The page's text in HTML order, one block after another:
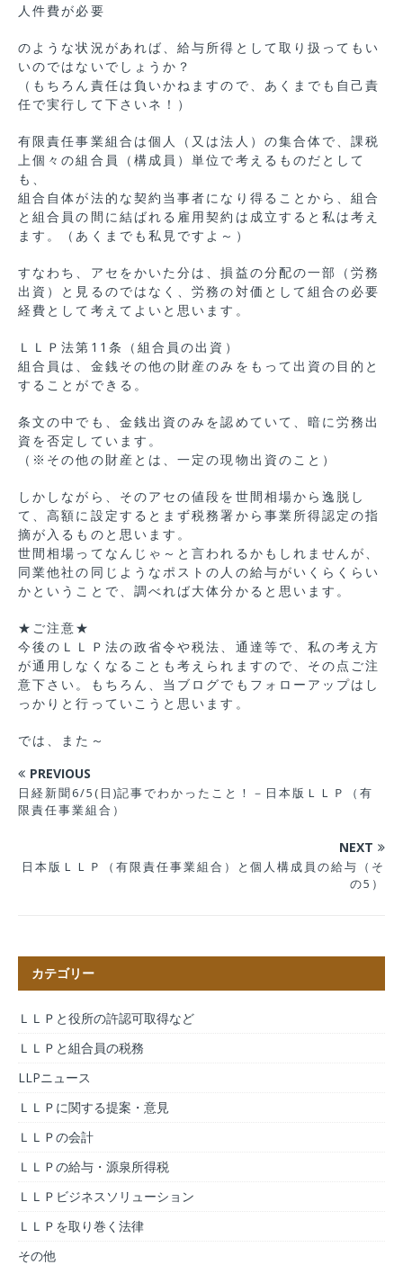
人件費が必要
のような状況があれば、給与所得として取り扱ってもい
いのではないでしょうか？
（もちろん責任は負いかねますので、あくまでも自己責
任で実行して下さいネ！）
有限責任事業組合は個人（又は法人）の集合体で、課税
上個々の組合員（構成員）単位で考えるものだとして
も、
組合自体が法的な契約当事者になり得ることから、組合
と組合員の間に結ばれる雇用契約は成立すると私は考え
ます。（あくまでも私見ですよ～）
すなわち、アセをかいた分は、損益の分配の一部（労務
出資）と見るのではなく、労務の対価として組合の必要
経費として考えてよいと思います。
ＬＬＰ法第11条（組合員の出資）
組合員は、金銭その他の財産のみをもって出資の目的と
することができる。
条文の中でも、金銭出資のみを認めていて、暗に労務出
資を否定しています。
（※その他の財産とは、一定の現物出資のこと）
しかしながら、そのアセの値段を世間相場から逸脱し
て、高額に設定するとまず税務署から事業所得認定の指
摘が入るものと思います。
世間相場ってなんじゃ～と言われるかもしれませんが、
同業他社の同じようなポストの人の給与がいくらくらい
かということで、調べれば大体分かると思います。
★ご注意★
今後のＬＬＰ法の政省令や税法、通達等で、私の考え方
が通用しなくなることも考えられますので、その点ご注
意下さい。もちろん、当ブログでもフォローアップはし
っかりと行っていこうと思います。
では、また～
PREVIOUS
日経新聞6/5(日)記事でわかったこと！－日本版ＬＬＰ（有
限責任事業組合）
NEXT
日本版ＬＬＰ（有限責任事業組合）と個人構成員の給与（そ
の5）
カテゴリー
ＬＬＰと役所の許認可取得など
ＬＬＰと組合員の税務
LLPニュース
ＬＬＰに関する提案・意見
ＬＬＰの会計
ＬＬＰの給与・源泉所得税
ＬＬＰビジネスソリューション
ＬＬＰを取り巻く法律
その他